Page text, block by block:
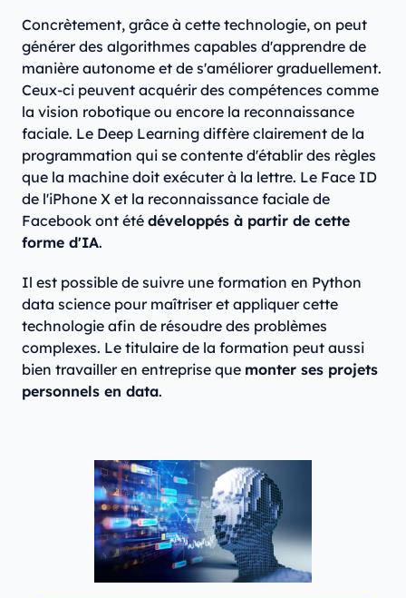
Concrètement, grâce à cette technologie, on peut
générer des algorithmes capables d'apprendre de
manière autonome et de s'améliorer graduellement.
Ceux-ci peuvent acquérir des compétences comme
la vision robotique ou encore la reconnaissance
faciale. Le Deep Learning diffère clairement de la
programmation qui se contente d'établir des règles
que la machine doit exécuter à la lettre. Le Face ID
de l'iPhone X et la reconnaissance faciale de
Facebook ont été développés à partir de cette
forme d'IA.
Il est possible de suivre une formation en Python
data science pour maîtriser et appliquer cette
technologie afin de résoudre des problèmes
complexes. Le titulaire de la formation peut aussi
bien travailler en entreprise que monter ses projets
personnels en data.